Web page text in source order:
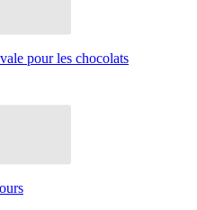
pour les chocolats